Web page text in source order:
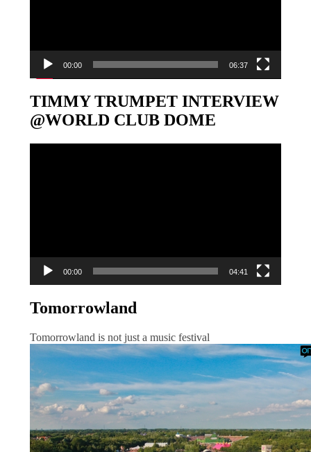
00:00 06:37
TIMMY TRUMPET INTERVIEW
@WORLD CLUB DOME
00:00 04:41
Tomorrowland
Tomorrowland is not just a music festival